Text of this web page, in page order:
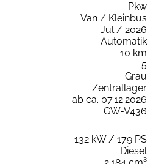
Pkw
Van / Kleinbus
Jul / 2026
Automatik
10 km
5
Grau
Zentrallager
ab ca. 07.12.2026
GW-V436
132 kW / 179 PS
Diesel